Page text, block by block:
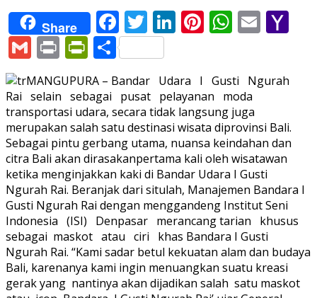
Share Facebook
Twitter
LinkedIn
Pinterest
Email
GmailPrintPrintFriendly
Share
MANGUPURA – Bandar Udara I Gusti Ngurah
Rai selain sebagai pusat pelayanan moda
transportasi udara, secara tidak langsung juga
merupakan salah satu destinasi wisata diprovinsi Bali.
Sebagai pintu gerbang utama, nuansa keindahan dan
citra Bali akan dirasakanpertama kali oleh wisatawan
ketika menginjakkan kaki di Bandar Udara I Gusti
Ngurah Rai. Beranjak dari situlah, Manajemen Bandara I
Gusti Ngurah Rai dengan menggandeng Institut Seni
Indonesia (ISI) Denpasar merancang tarian khusus
sebagai maskot atau ciri khas Bandara I Gusti
Ngurah Rai. “Kami sadar betul kekuatan alam dan budaya
Bali, karenanya kami ingin menuangkan suatu kreasi
gerak yang nantinya akan dijadikan salah satu maskot